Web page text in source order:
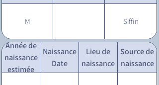
M Siffin
Année de
naissance
estimée
Naissance
Date
Lieu de
naissance
Source de
naissance